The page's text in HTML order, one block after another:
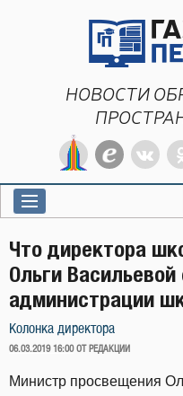
НОВОСТИ
Что директора
Ольги Васильевой
администрации
Колонка директора
ОПУБЛИКОВАНО
06.03.2019 16:00 ОТ РЕДАКЦИИ
Министр просвещения